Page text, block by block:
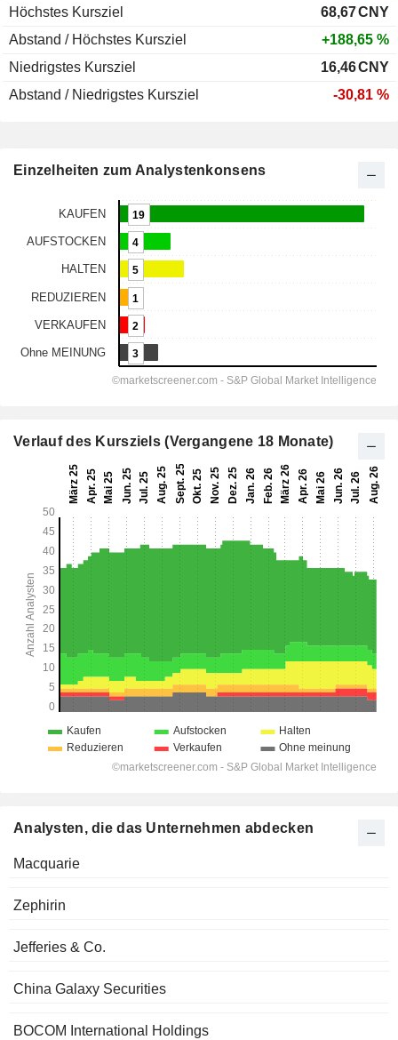
Höchstes Kursziel
68,67CNY
Abstand / Höchstes Kursziel
+188,65 %
Niedrigstes Kursziel
16,46CNY
Abstand / Niedrigstes Kursziel
-30,81 %
Einzelheiten zum Analystenkonsens
Verlauf des Kursziels (Vergangene 18 Monate)
Analysten, die das Unternehmen abdecken
Macquarie
Zephirin
Jefferies & Co.
China Galaxy Securities
BOCOM International Holdings